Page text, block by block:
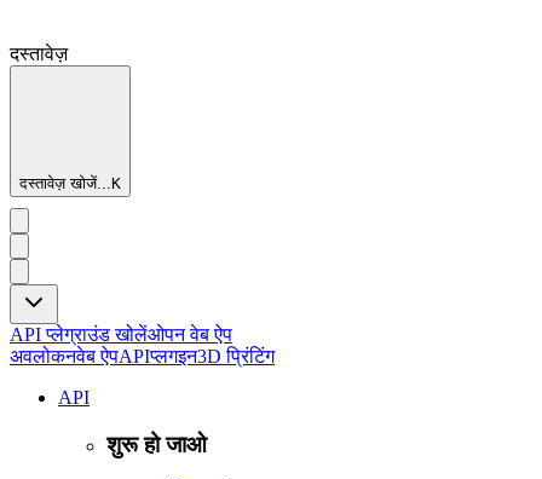
दस्तावेज़
दस्तावेज़ खोजें...K
API प्लेग्राउंड खोलेंओपन वेब ऐप
अवलोकनवेब ऐपAPIप्लगइन3D प्रिंटिंग
API
शुरू हो जाओ